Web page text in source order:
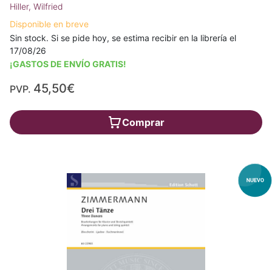
Hiller, Wilfried
Disponible en breve
Sin stock. Si se pide hoy, se estima recibir en la librería el
17/08/26
¡GASTOS DE ENVÍO GRATIS!
PVP. 45,50€
Comprar